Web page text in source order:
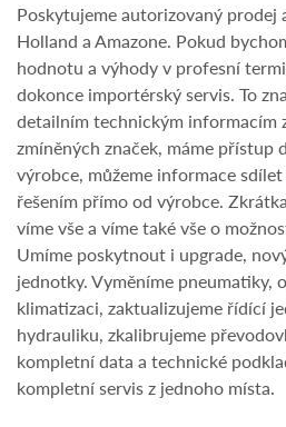
Poskytujeme autorizovaný prodej
Holland a Amazone. Pokud
hodnotu a výhody v profesní
dokonce importérský servis. To
detailním technickým informacím
zmíněných značek, máme přístup
výrobce, můžeme informace
řešením přímo od výrobce.
víme vše a víme také vše o
Umíme poskytnout i upgrade,
jednotky. Vyměníme pneumatiky,
klimatizaci, zaktualizujeme řídící
hydrauliku, zkalibrujeme
kompletní data a technické
kompletní servis z jednoho místa.